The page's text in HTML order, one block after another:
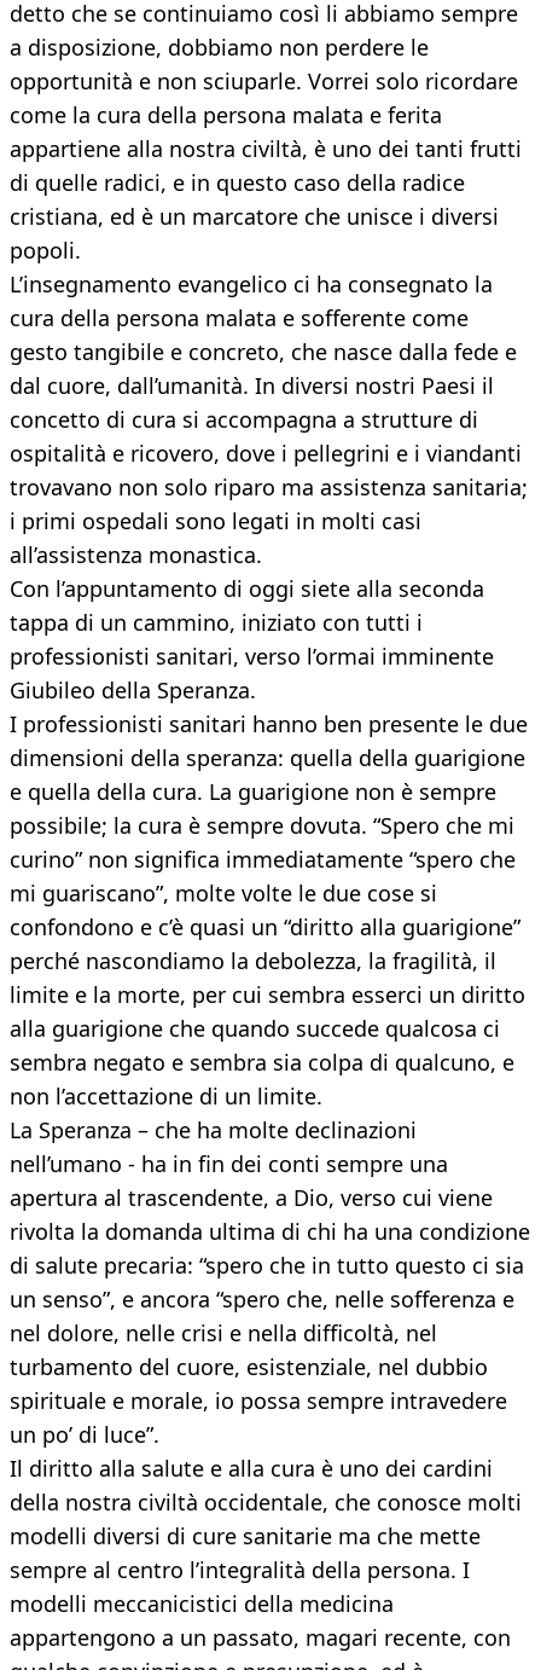
detto che se continuiamo così li abbiamo sempre
a disposizione, dobbiamo non perdere le
opportunità e non sciuparle. Vorrei solo ricordare
come la cura della persona malata e ferita
appartiene alla nostra civiltà, è uno dei tanti frutti
di quelle radici, e in questo caso della radice
cristiana, ed è un marcatore che unisce i diversi
popoli.
L’insegnamento evangelico ci ha consegnato la
cura della persona malata e sofferente come
gesto tangibile e concreto, che nasce dalla fede e
dal cuore, dall’umanità. In diversi nostri Paesi il
concetto di cura si accompagna a strutture di
ospitalità e ricovero, dove i pellegrini e i viandanti
trovavano non solo riparo ma assistenza sanitaria;
i primi ospedali sono legati in molti casi
all’assistenza monastica.
Con l’appuntamento di oggi siete alla seconda
tappa di un cammino, iniziato con tutti i
professionisti sanitari, verso l’ormai imminente
Giubileo della Speranza.
I professionisti sanitari hanno ben presente le due
dimensioni della speranza: quella della guarigione
e quella della cura. La guarigione non è sempre
possibile; la cura è sempre dovuta. “Spero che mi
curino” non significa immediatamente “spero che
mi guariscano”, molte volte le due cose si
confondono e c’è quasi un “diritto alla guarigione”
perché nascondiamo la debolezza, la fragilità, il
limite e la morte, per cui sembra esserci un diritto
alla guarigione che quando succede qualcosa ci
sembra negato e sembra sia colpa di qualcuno, e
non l’accettazione di un limite.
La Speranza – che ha molte declinazioni
nell’umano - ha in fin dei conti sempre una
apertura al trascendente, a Dio, verso cui viene
rivolta la domanda ultima di chi ha una condizione
di salute precaria: “spero che in tutto questo ci sia
un senso”, e ancora “spero che, nelle sofferenza e
nel dolore, nelle crisi e nella difficoltà, nel
turbamento del cuore, esistenziale, nel dubbio
spirituale e morale, io possa sempre intravedere
un po’ di luce”.
Il diritto alla salute e alla cura è uno dei cardini
della nostra civiltà occidentale, che conosce molti
modelli diversi di cure sanitarie ma che mette
sempre al centro l’integralità della persona. I
modelli meccanicistici della medicina
appartengono a un passato, magari recente, con